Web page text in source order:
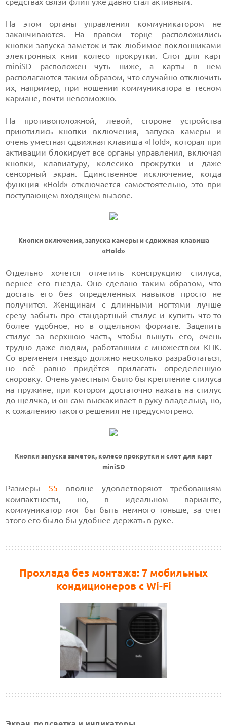
На этом органы управления коммуникатором не
заканчиваются. На правом торце расположились
кнопки запуска заметок и так любимое поклонниками
электронных книг колесо прокрутки. Слот для карт
miniSD расположен чуть ниже, а карты в нем
располагаются таким образом, что случайно отключить
их, например, при ношении коммуникатора в тесном
кармане, почти невозможно.
На противоположной, левой, стороне устройства
приютились кнопки включения, запуска камеры и
очень уместная сдвижная клавиша «Hold», которая при
активации блокирует все органы управления, включая
кнопки, клавиатуру, колесико прокрутки и даже
сенсорный экран. Единственное исключение, когда
функция «Hold» отключается самостоятельно, это при
поступающем входящем вызове.
Кнопки включения, запуска камеры и сдвижная клавиша
«Hold»
Отдельно хочется отметить конструкцию стилуса,
вернее его гнезда. Оно сделано таким образом, что
достать его без определенных навыков просто не
получится. Женщинам с длинными ногтями лучше
срезу забыть про стандартный стилус и купить что-то
более удобное, но в отдельном формате. Зацепить
стилус за верхнюю часть, чтобы вынуть его, очень
трудно даже людям, работавшим с множеством КПК.
Со временем гнездо должно несколько разработаться,
но всё равно придётся прилагать определенную
сноровку. Очень уместным было бы крепление стилуса
на пружине, при котором достаточно нажать на стилус
до щелчка, и он сам выскакивает в руку владельца, но,
к сожалению такого решения не предусмотрено.
Кнопки запуска заметок, колесо прокрутки и слот для карт
miniSD
Размеры S5 вполне удовлетворяют требованиям
компактности, но, в идеальном варианте,
коммуникатор мог бы быть немного тоньше, за счет
этого его было бы удобнее держать в руке.
Прохлада без монтажа: 7 мобильных
кондиционеров с Wi-Fi